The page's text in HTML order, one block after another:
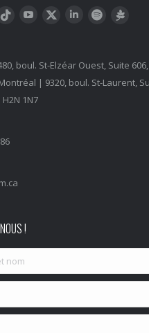
sur :
Tiktok YouTubeTwitter LinkedInSpotify
boul. St-Elzéar Ouest, Suite
| 9320, boul. St-Laurent,
1N7
!